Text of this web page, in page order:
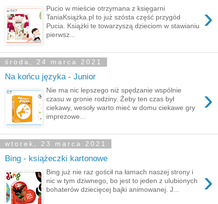
›
Pucio w mieście otrzymana z księgarni
TaniaKsiążka.pl to już szósta część przygód
Pucia. Książki te towarzyszą dzieciom w stawianiu
pierwsz...
środa, 24 marca 2021
Na końcu języka - Junior
›
Nie ma nic lepszego niż spędzanie wspólnie
czasu w gronie rodziny. Żeby ten czas był
ciekawy, wesoły warto mieć w domu ciekawe gry
imprezowe...
wtorek, 23 marca 2021
Bing - książeczki kartonowe
›
Bing już nie raz gościł na łamach naszej strony i
nic w tym dziwnego, bo jest to jeden z ulubionych
bohaterów dziecięcej bajki animowanej. J...